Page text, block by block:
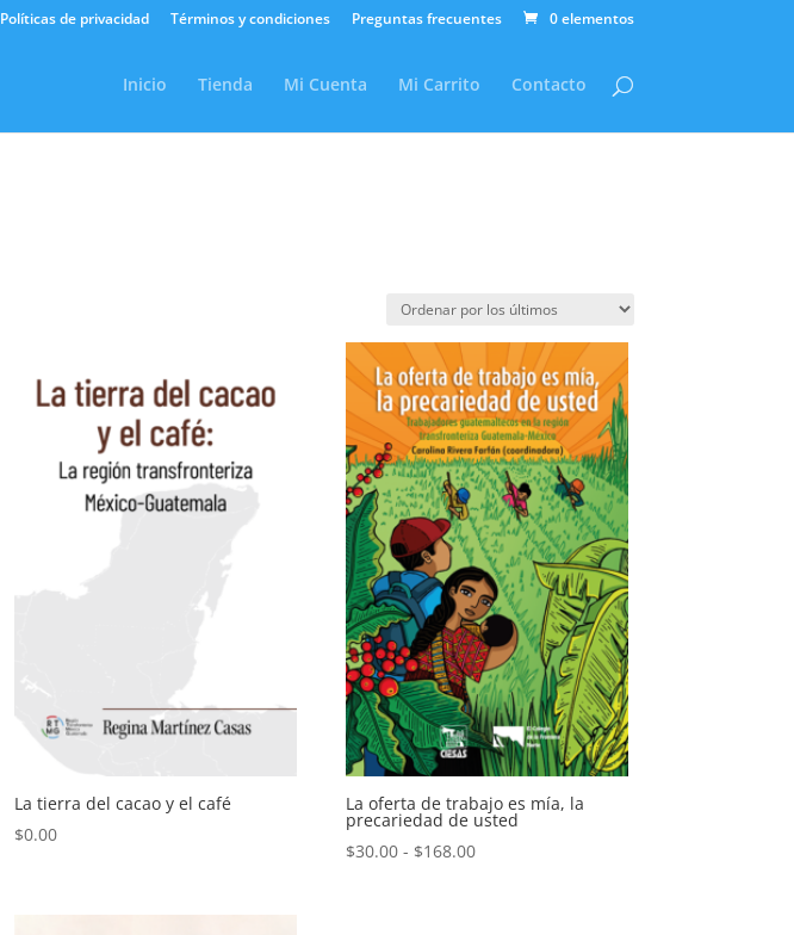
Políticas de privacidad Términos y condiciones Preguntas frecuentes 0 elementos
Inicio Tienda Mi Cuenta Mi Carrito Contacto
La tierra del cacao y el café
$0.00
La oferta de trabajo es mía, la
precariedad de usted
$30.00 - $168.00Rango